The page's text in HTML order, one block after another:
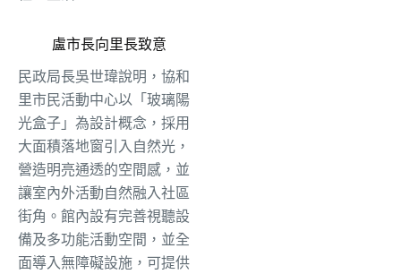
盧市長向里長致意
民政局長吳世瑋說明，協和
里市民活動中心以「玻璃陽
光盒子」為設計概念，採用
大面積落地窗引入自然光，
營造明亮通透的空間感，並
讓室內外活動自然融入社區
街角。館內設有完善視聽設
備及多功能活動空間，並全
面導入無障礙設施，可提供